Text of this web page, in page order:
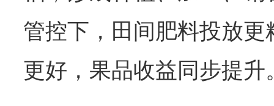
管控下，田间肥料投放
更好，果品收益同步提升